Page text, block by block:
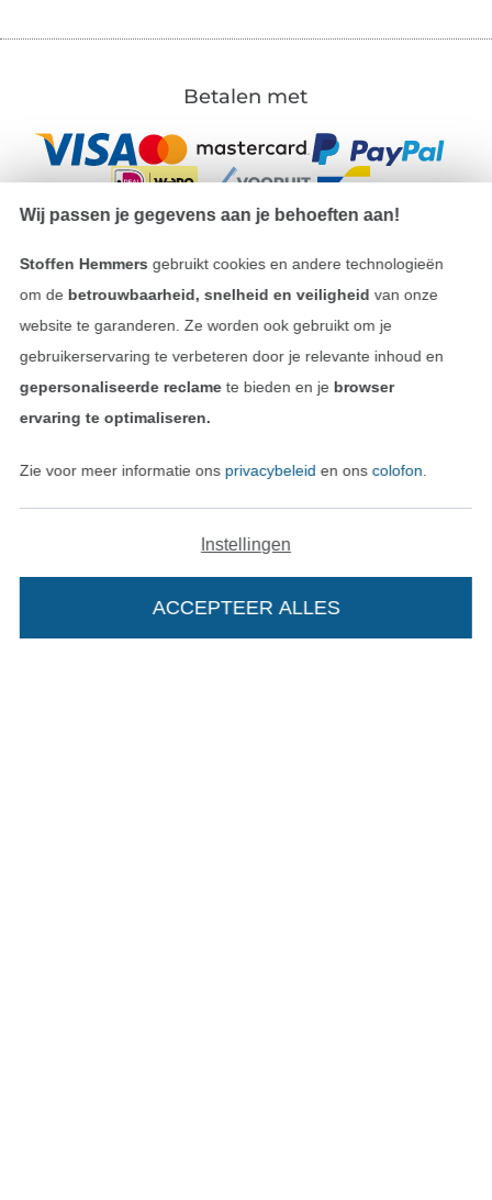
Betalen met
Onze transporteurs
Colofon
Algemene voorwaarden
Recht op retournering
Wissel naar de Duitse shop
Wij passen je gegevens aan je behoeften aan!
Stoffen Hemmers gebruikt cookies en andere technologieën
om de betrouwbaarheid, snelheid en veiligheid van onze
website te garanderen. Ze worden ook gebruikt om je
gebruikerservaring te verbeteren door je relevante inhoud en
gepersonaliseerde reclamete bieden en je browser
ervaring te optimaliseren.
Zie voor meer informatie ons privacybeleid en ons colofon
Instellingen
ACCEPTEER ALLES